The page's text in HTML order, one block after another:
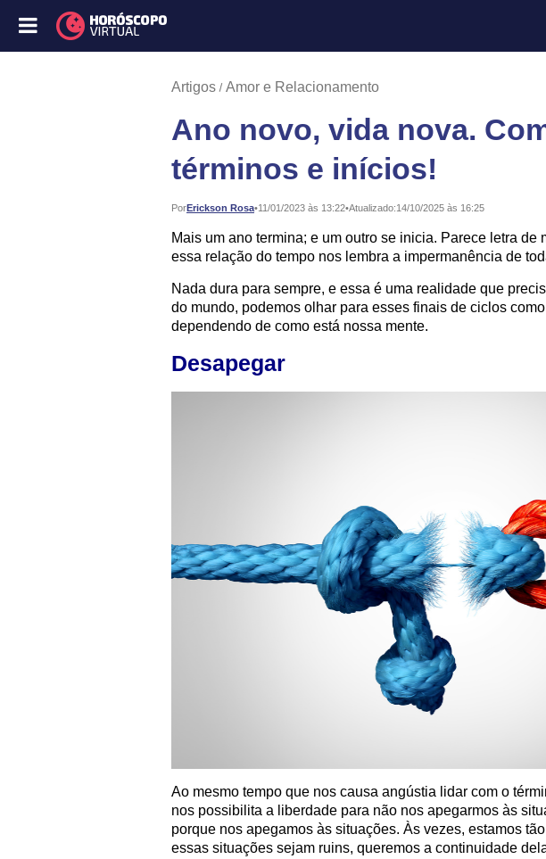
Artigos Amor e Relacionamento
Ano novo, vida nova.
términos e inícios!
PorErickson Rosa•
Publicado: 11/01/2023 às 13:22•Atualizado:14/10/2025 às 16:25
Mais um ano termina; e um outro se inicia. Parece letra de
essa relação do tempo nos lembra a impermanência de
Nada dura para sempre, e essa é uma realidade que
do mundo, podemos olhar para esses finais de ciclos
dependendo de como está nossa mente.
Desapegar
Ao mesmo tempo que nos causa angústia lidar com o
nos possibilita a liberdade para não nos apegarmos às
porque nos apegamos às situações. Às vezes, estamos
essas situações sejam ruins, queremos a continuidade